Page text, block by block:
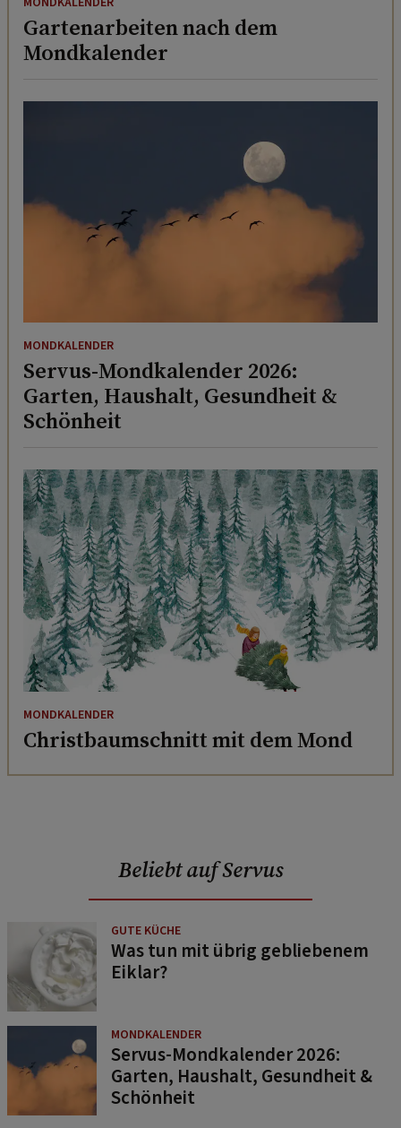
Gartenarbeiten nach dem
Mondkalender
MONDKALENDER
Servus-Mondkalender 2026:
Garten, Haushalt, Gesundheit &
Schönheit
MONDKALENDER
Christbaumschnitt mit dem Mond
Beliebt auf Servus
GUTE KÜCHE
Was tun mit übrig gebliebenem
Eiklar?
MONDKALENDER
Servus-Mondkalender 2026:
Garten, Haushalt, Gesundheit &
Schönheit